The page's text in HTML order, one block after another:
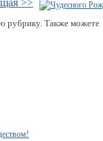
>>
рубрику. Также можете